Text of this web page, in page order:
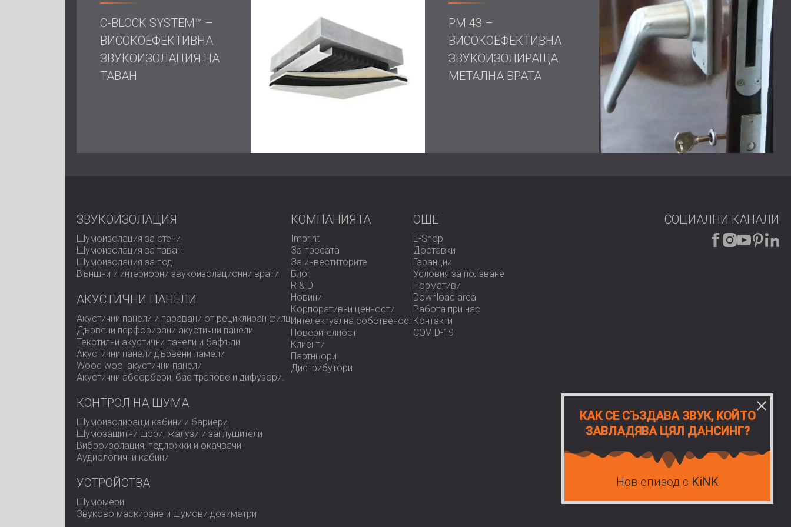
абсорбиращи текстилни панели за елиминиране на отраженията в средните и високите
честоти и инсталиране на басови капани за справяне с проблемните ниски честоти.
Последната стъпка беше безпроблемният монтаж на звукоизолиращи врати по поръчка,
създавайки пълно акустично уплътнение.
Резултат
Проектът беше пълен успех, осигурявайки три акустично идентични, професионално
изолирани помещения, които отговарят на критичните стандарти, изисквани от Amusenet.
вашите специфични нужди.
C-BLOCK SYSTEM™ –
ВИСОКОЕФЕКТИВНА
ЗВУКОИЗОЛАЦИЯ НА
ТАВАН
PM 43 –
ВИСОКОЕФЕКТИВНА
ЗВУКОИЗОЛИРАЩА
МЕТАЛНА ВРАТА
ЗВУКОИЗОЛАЦИЯ
Шумоизолация за стени
Шумоизолация за таван
Шумоизолация за под
Външни и интериорни звукоизолационни врати
АКУСТИЧНИ ПАНЕЛИ
Акустични панели и паравани от рециклиран филц
Дървени перфорирани акустични панели
Текстилни акустични панели и бафъли
Акустични панели дървени ламели
Wood wool акустични панели
Акустични абсорбери, бас трапове и дифузoри.
КОНТРОЛ НА ШУМА
Шумоизолиращи кабини и бариери
Шумозащитни щори, жалузи и заглушители
Виброизолация, подложки и окачвачи
Аудиологични кабини
УСТРОЙСТВА
Шумомери
Звуково маскиране и шумови дозиметри
КОМПАНИЯТА
Imprint
За пресата
За инвеститорите
Блог
R & D
Новини
Корпоративни ценности
Интелектуална собственост
Поверителност
Клиенти
Партньори
Дистрибутори
OЩЕ
E-Shop
Доставки
Гаранции
Условия за ползване
Нормативи
Download area
Работа при нас
Контакти
COVID-19
СОЦИАЛНИ КАНАЛИ
КАК СЕ СЪЗДАВА ЗВУК, КОЙТО
ЗАВЛАДЯВА ЦЯЛ ДАНСИНГ?
Нов епизод с KiNK